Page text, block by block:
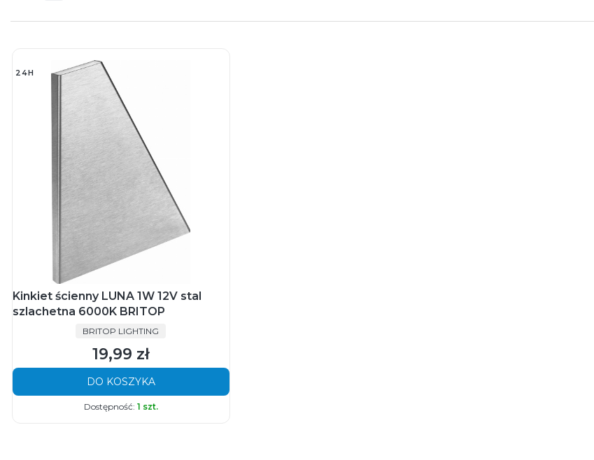
24H
Kinkiet ścienny LUNA 1W 12V stal
szlachetna 6000K BRITOP
PRODUCENT
BRITOP LIGHTING
Cena
19,99 zł
DO KOSZYKA
Dostępność: 1 szt.